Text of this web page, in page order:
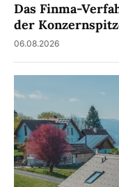
Das Finma-
der
06.08.2026